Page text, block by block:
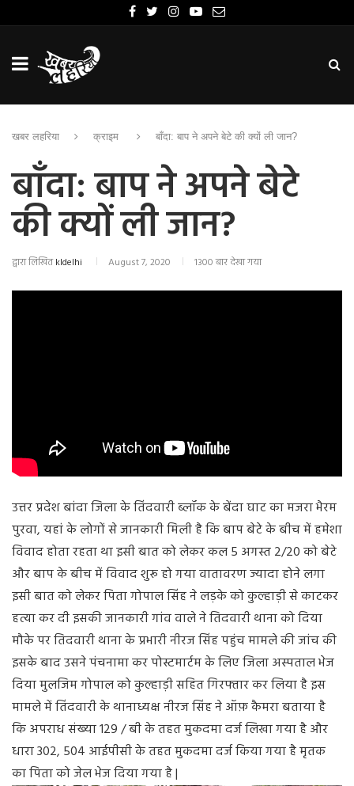
खबर लहरिया क्राइम बाँदा: बाप ने अपने बेटे की क्यों ली जान?
बाँदा: बाप ने अपने बेटे
की क्यों ली जान?
द्वारा लिखितkldelhi August 7, 2020 1300 बार देखा गया
उत्तर प्रदेश बांदा जिला के तिंदवारी ब्लॉक के बेंदा घाट का मजरा भैरम
पुरवा, यहां के लोगों से जानकारी मिली है कि बाप बेटे के बीच में हमेशा
विवाद होता रहता था इसी बात को लेकर कल 5 अगस्त 2/20 को बेटे
और बाप के बीच में विवाद शुरू हो गया वातावरण ज्यादा होने लगा
इसी बात को लेकर पिता गोपाल सिंह ने लड़के को कुल्हाड़ी से काटकर
हत्या कर दी इसकी जानकारी गांव वाले ने तिदवारी थाना को दिया
मौके पर तिदवारी थाना के प्रभारी नीरज सिंह पहुंच मामले की जांच की
इसके बाद उसने पंचनामा कर पोस्टमार्टम के लिए जिला अस्पताल भेज
दिया मुलजिम गोपाल को कुल्हाड़ी सहित गिरफ्तार कर लिया है इस
मामले में तिंदवारी के थानाध्यक्ष नीरज सिंह ने ऑफ़ कैमरा बताया है
कि अपराध संख्या 129 / बी के तहत मुकदमा दर्ज लिखा गया है और
धारा 302, 504 आईपीसी के तहत मुकदमा दर्ज किया गया है मृतक
का पिता को जेल भेज दिया गया है |